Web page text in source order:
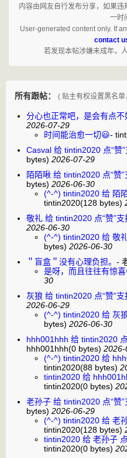
内容由网友自行发布分享，如果违
一时
User-generated content only. If
contact
若发现本帖涉嫌未成年，
所有跟帖： ( 贴主有权设置黑名
分心也正常吧，是会有点不
2026-07-29
时间能治愈一切😃-
Casval 给 tintin2020 点“赞”
bytes) 2026-07-29
陌陌啾 给 tintin2020 点“赞”
bytes) 2026-06-30
(^-^) tintin2020 给 陌
tintin2020(128 bytes)
敬礼 给 tintin2020 点“赞”支
2026-06-30
(^-^) tintin2020 给 敬
bytes) 2026-06-30
＂盲盒＂没有心理负担。 -
是呀，而且往往有惊
30
灰狼 给 tintin2020 点“赞”支
2026-06-29
(^-^) tintin2020 给 灰
bytes) 2026-06-30
hhh001hhh 给 tintin2020 点
hhh001hhh(0 bytes)
(^-^) tintin2020 给
tintin2020(88 bytes)
tintin2020 给
tintin2020(0 bytes)
老孙子 给 tintin2020 点“赞”
bytes) 2026-06-29
(^-^) tintin2020 给 老
tintin2020(128 bytes)
tintin2020 给 老孙子
tintin2020(0 bytes)